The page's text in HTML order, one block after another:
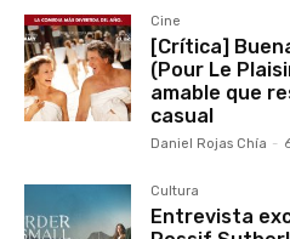
Cine
[Crítica]
(Pour Le
amable que
casual
Daniel Rojas Chía -
Cultura
Entrevista